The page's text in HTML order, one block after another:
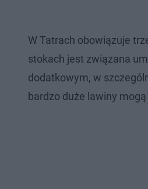
W Tatrach obowiązuje
stokach jest związana
dodatkowym, w
bardzo duże lawiny